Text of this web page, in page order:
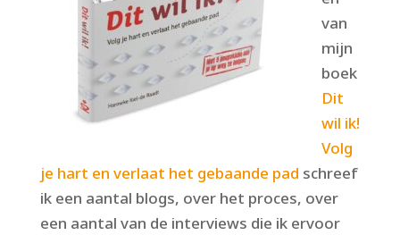
van
mijn
boek
Dit
wil ik!
Volg
je hart en verlaat het gebaande pad schreef
ik een aantal blogs, over het proces, over
een aantal van de interviews die ik ervoor